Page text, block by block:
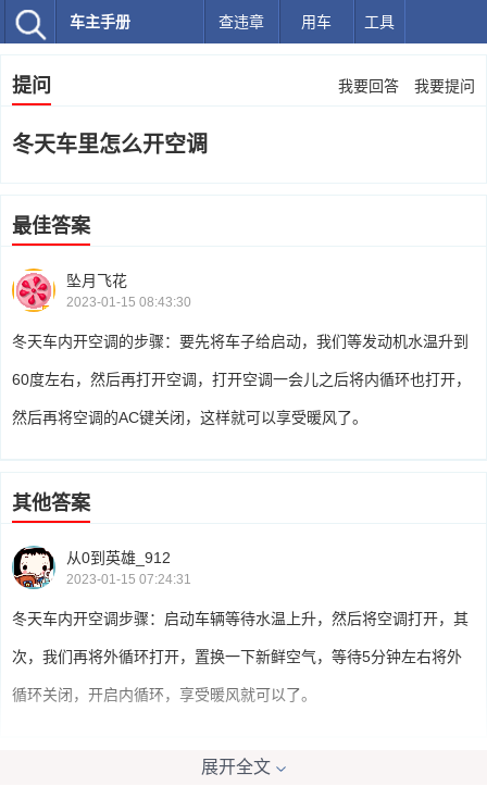
车主手册 查违章 用车 工具
提问 我要回答 我要提问
冬天车里怎么开空调
最佳答案
坠月飞花
2023-01-15 08:43:30
冬天车内开空调的步骤：要先将车子给启动，我们等发动机水温升到
60度左右，然后再打开空调，打开空调一会儿之后将内循环也打开，
然后再将空调的AC键关闭，这样就可以享受暖风了。
其他答案
从0到英雄_912
2023-01-15 07:24:31
冬天车内开空调步骤：启动车辆等待水温上升，然后将空调打开，其
次，我们再将外循环打开，置换一下新鲜空气，等待5分钟左右将外
循环关闭，开启内循环，享受暖风就可以了。
展开全文